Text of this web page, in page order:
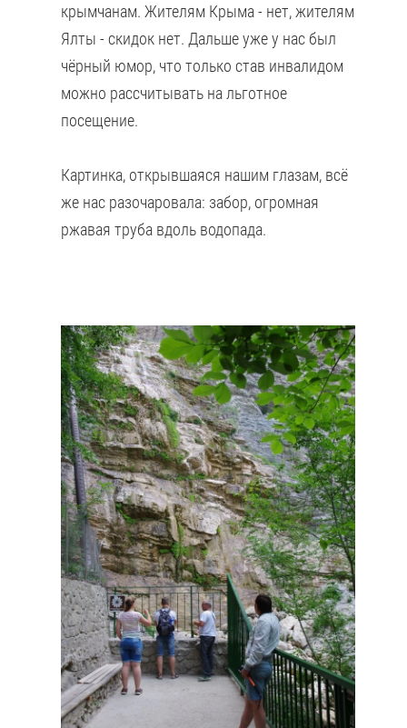
крымчанам. Жителям Крыма - нет, жителям
Ялты - скидок нет. Дальше уже у нас был
чёрный юмор, что только став инвалидом
можно рассчитывать на льготное
посещение.
Картинка, открывшаяся нашим глазам, всё
же нас разочаровала: забор, огромная
ржавая труба вдоль водопада.